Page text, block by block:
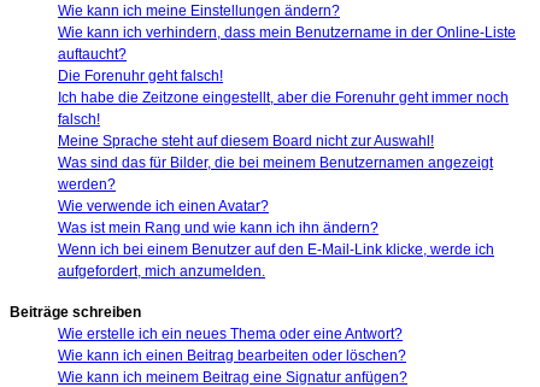
Wie kann ich meine Einstellungen ändern?
Wie kann ich verhindern, dass mein Benutzername in der Online-Liste
auftaucht?
Die Forenuhr geht falsch!
Ich habe die Zeitzone eingestellt, aber die Forenuhr geht immer noch
falsch!
Meine Sprache steht auf diesem Board nicht zur Auswahl!
Was sind das für Bilder, die bei meinem Benutzernamen angezeigt
werden?
Wie verwende ich einen Avatar?
Was ist mein Rang und wie kann ich ihn ändern?
Wenn ich bei einem Benutzer auf den E-Mail-Link klicke, werde ich
aufgefordert, mich anzumelden.
Beiträge schreiben
Wie erstelle ich ein neues Thema oder eine Antwort?
Wie kann ich einen Beitrag bearbeiten oder löschen?
Wie kann ich meinem Beitrag eine Signatur anfügen?